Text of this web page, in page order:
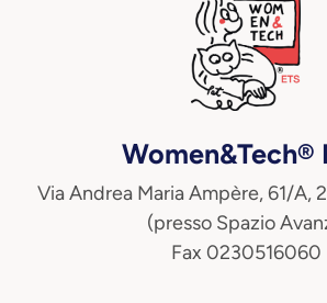
Women&Tech®
Via Andrea Maria Ampère, 61/A,
(presso Spazio
Fax 0230516060